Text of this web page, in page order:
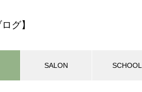
グ】
SALON SCHOOL